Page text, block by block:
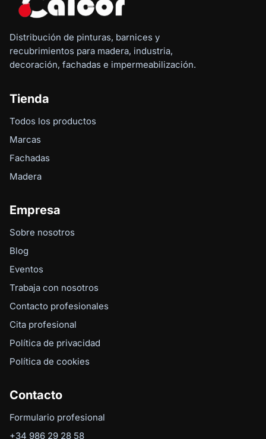
Distribución de pinturas, barnices y
recubrimientos para madera, industria,
decoración, fachadas e impermeabilización.
Tienda
Todos los productos
Marcas
Fachadas
Madera
Empresa
Sobre nosotros
Blog
Eventos
Trabaja con nosotros
Contacto profesionales
Cita profesional
Política de privacidad
Política de cookies
Contacto
Formulario profesional
+34 986 29 28 58